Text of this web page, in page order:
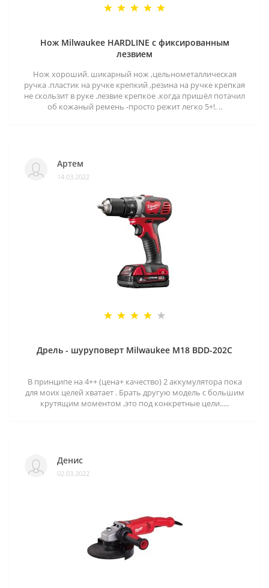
Нож Milwaukee HARDLINE с фиксированным
лезвием
Нож хороший. шикарный нож ,цельнометаллическая
ручка .пластик на ручке крепкий ,резина на ручке крепкая
не скользит в руке .лезвие крепкое .когда пришёл потачил
об кожаный ремень -просто режит легко 5+!. ..
Артем
14.03.2022
Дрель - шуруповерт Milwaukee M18 BDD-202C
В принципе на 4++ (цена+ качество) 2 аккумулятора пока
для моих целей хватает . Брать другую модель с большим
крутящим моментом ,это под конкретные цели.....
Денис
02.03.2022